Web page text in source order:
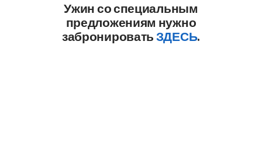
Ужин со специальным
предложениям нужно
забронироватьЗДЕСЬ.